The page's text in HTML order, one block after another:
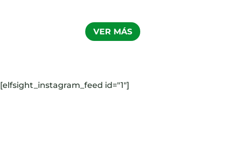
VER MÁS
[elfsight_instagram_feed id="1"]